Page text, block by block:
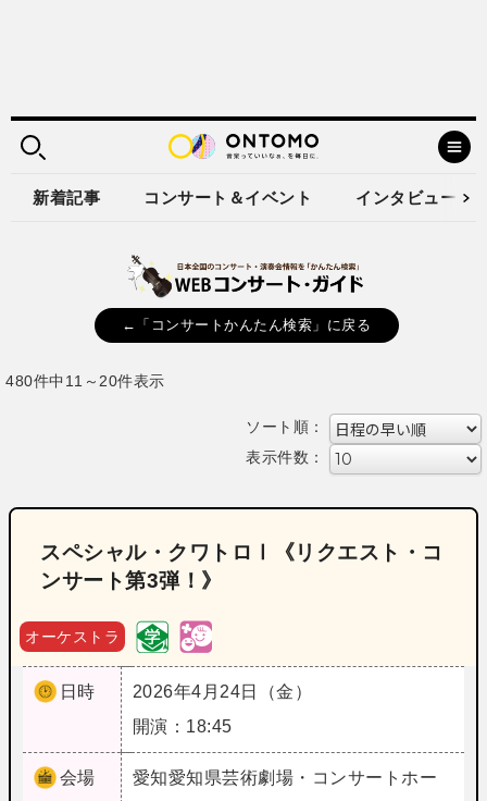
新着記事 コンサート＆イベント インタビュー
←「コンサートかんたん検索」に戻る
480件中11～20件表示
ソート順：
表示件数：
スペシャル・クワトロⅠ《リクエスト・コ
ンサート第3弾！》
オーケストラ
日時
2026年4月24日（金）
開演：18:45
会場 愛知愛知県芸術劇場・コンサートホー